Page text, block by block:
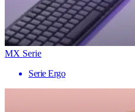
MX Serie
Serie Ergo